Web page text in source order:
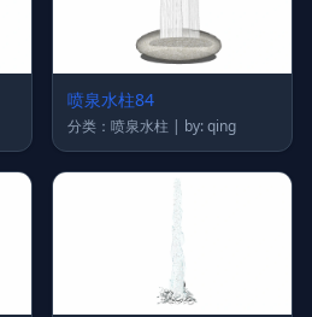
喷泉水柱84
分类：喷泉水柱 | by: qing